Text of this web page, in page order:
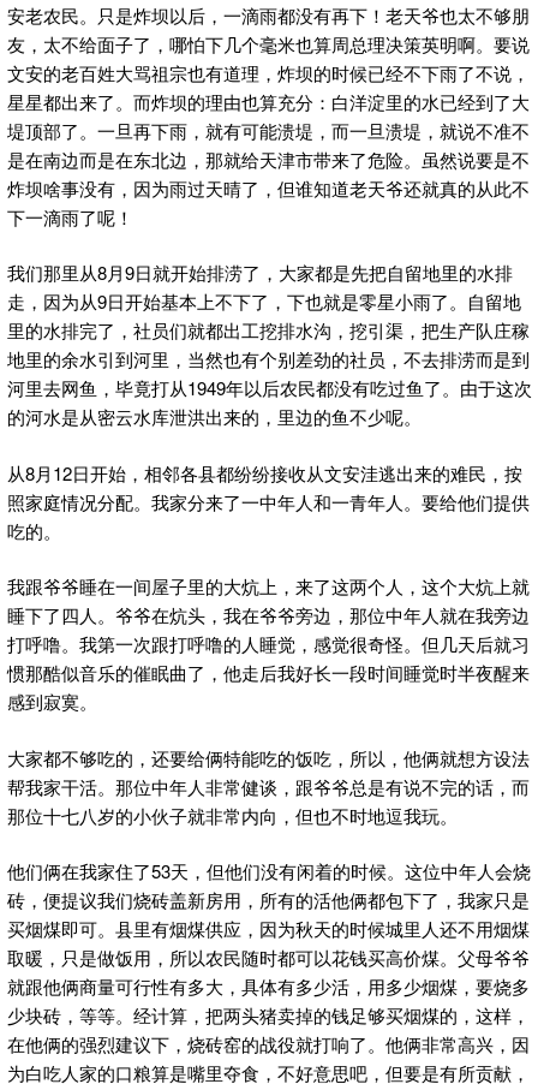
安老农民。只是炸坝以后，一滴雨都没有再下！老天爷也太不够朋
友，太不给面子了，哪怕下几个毫米也算周总理决策英明啊。要说
文安的老百姓大骂祖宗也有道理，炸坝的时候已经不下雨了不说，
星星都出来了。而炸坝的理由也算充分：白洋淀里的水已经到了大
堤顶部了。一旦再下雨，就有可能溃堤，而一旦溃堤，就说不准不
是在南边而是在东北边，那就给天津市带来了危险。虽然说要是不
炸坝啥事没有，因为雨过天晴了，但谁知道老天爷还就真的从此不
下一滴雨了呢！
我们那里从8月9日就开始排涝了，大家都是先把自留地里的水排
走，因为从9日开始基本上不下了，下也就是零星小雨了。自留地
里的水排完了，社员们就都出工挖排水沟，挖引渠，把生产队庄稼
地里的余水引到河里，当然也有个别差劲的社员，不去排涝而是到
河里去网鱼，毕竟打从1949年以后农民都没有吃过鱼了。由于这次
的河水是从密云水库泄洪出来的，里边的鱼不少呢。
从8月12日开始，相邻各县都纷纷接收从文安洼逃出来的难民，按
照家庭情况分配。我家分来了一中年人和一青年人。要给他们提供
吃的。
我跟爷爷睡在一间屋子里的大炕上，来了这两个人，这个大炕上就
睡下了四人。爷爷在炕头，我在爷爷旁边，那位中年人就在我旁边
打呼噜。我第一次跟打呼噜的人睡觉，感觉很奇怪。但几天后就习
惯那酷似音乐的催眠曲了，他走后我好长一段时间睡觉时半夜醒来
感到寂寞。
大家都不够吃的，还要给俩特能吃的饭吃，所以，他俩就想方设法
帮我家干活。那位中年人非常健谈，跟爷爷总是有说不完的话，而
那位十七八岁的小伙子就非常内向，但也不时地逗我玩。
他们俩在我家住了53天，但他们没有闲着的时候。这位中年人会烧
砖，便提议我们烧砖盖新房用，所有的活他俩都包下了，我家只是
买烟煤即可。县里有烟煤供应，因为秋天的时候城里人还不用烟煤
取暖，只是做饭用，所以农民随时都可以花钱买高价煤。父母爷爷
就跟他俩商量可行性有多大，具体有多少活，用多少烟煤，要烧多
少块砖，等等。经计算，把两头猪卖掉的钱足够买烟煤的，这样，
在他俩的强烈建议下，烧砖窑的战役就打响了。他俩非常高兴，因
为白吃人家的口粮算是嘴里夺食，不好意思吧，但要是有所贡献，